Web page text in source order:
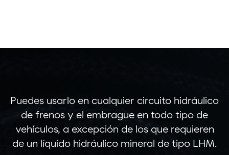
Puedes usarlo en cualquier circuito hidráulico
de frenos y el embrague en todo tipo de
vehículos, a excepción de los que requieren
de un líquido hidráulico mineral de tipo LHM.